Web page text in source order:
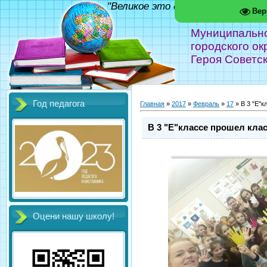
городского
Героя
"Великое это дело - школа!"
Год педагога
Оцени нашу школу!
Главная » 2017 » Февраль » 17 » В 3
В 3 "Е"классе прошел